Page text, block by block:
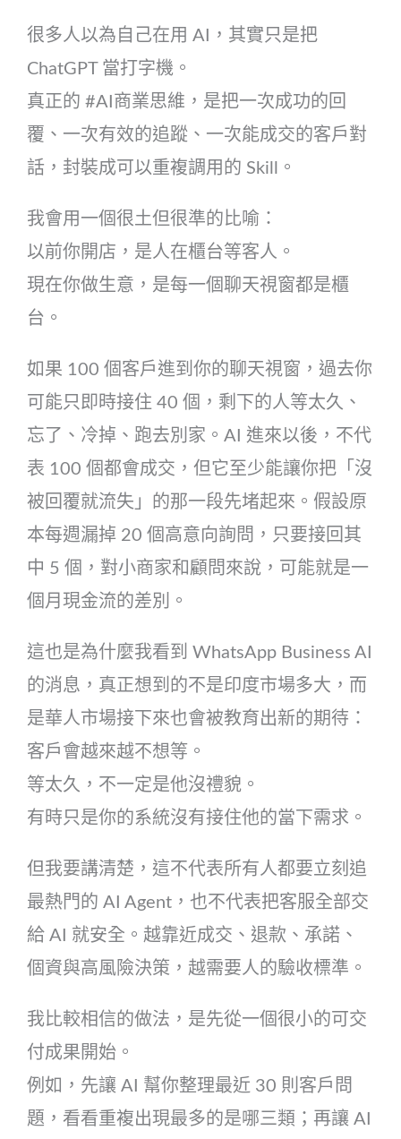
很多人以為自己在用 AI，其實只是把
ChatGPT 當打字機。
真正的 #AI商業思維，是把一次成功的回
覆、一次有效的追蹤、一次能成交的客戶對
話，封裝成可以重複調用的 Skill。
我會用一個很土但很準的比喻：
以前你開店，是人在櫃台等客人。
現在你做生意，是每一個聊天視窗都是櫃
台。
如果 100 個客戶進到你的聊天視窗，過去你
可能只即時接住 40 個，剩下的人等太久、
忘了、冷掉、跑去別家。AI 進來以後，不代
表 100 個都會成交，但它至少能讓你把「沒
被回覆就流失」的那一段先堵起來。假設原
本每週漏掉 20 個高意向詢問，只要接回其
中 5 個，對小商家和顧問來說，可能就是一
個月現金流的差別。
這也是為什麼我看到 WhatsApp Business AI
的消息，真正想到的不是印度市場多大，而
是華人市場接下來也會被教育出新的期待：
客戶會越來越不想等。
等太久，不一定是他沒禮貌。
有時只是你的系統沒有接住他的當下需求。
但我要講清楚，這不代表所有人都要立刻追
最熱門的 AI Agent，也不代表把客服全部交
給 AI 就安全。越靠近成交、退款、承諾、
個資與高風險決策，越需要人的驗收標準。
我比較相信的做法，是先從一個很小的可交
付成果開始。
例如，先讓 AI 幫你整理最近 30 則客戶問
題，看看重複出現最多的是哪三類；再讓 AI